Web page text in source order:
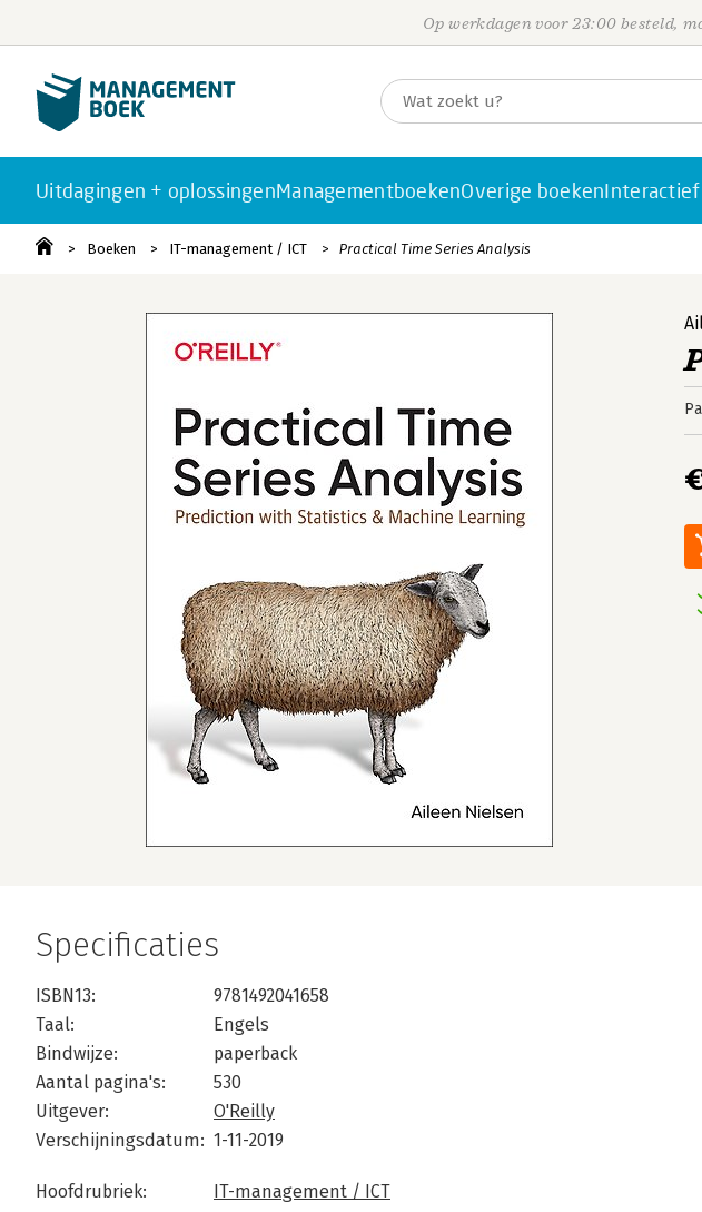
Op werkdagen voor 23:00 besteld,
Uitdagingen + oplossingenManagementboekenOverige boeken
Boeken IT-management / ICT Practical Time Series Analysis
Specificaties
ISBN13:
9781492041658
Taal:
Engels
Bindwijze:
paperback
Aantal pagina's:
530
Uitgever:
O'Reilly
Verschijningsdatum: 1-11-2019
Hoofdrubriek: IT-management / ICT